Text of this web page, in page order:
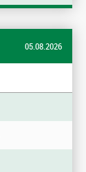
05.08.2026